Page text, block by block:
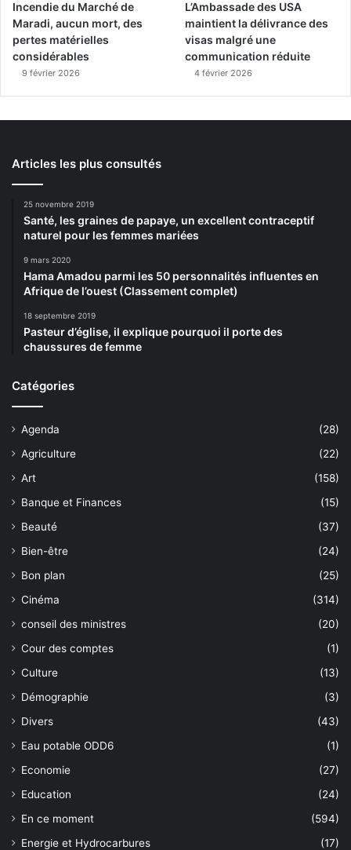
Incendie du Marché de
Maradi, aucun mort, des
pertes matérielles
considérables
9 février 2026
L’Ambassade des USA
maintient la délivrance des
visas malgré une
communication réduite
4 février 2026
Articles les plus consultés
25 novembre 2019
Santé, les graines de papaye, un excellent contraceptif
naturel pour les femmes mariées
9 mars 2020
Hama Amadou parmi les 50 personnalités influentes en
Afrique de l’ouest (Classement complet)
18 septembre 2019
Pasteur d’église, il explique pourquoi il porte des
chaussures de femme
Catégories
Agenda
(28)
Agriculture
(22)
Art
(158)
Banque et Finances
(15)
Beauté
(37)
Bien-être
(24)
Bon plan
(25)
Cinéma
(314)
conseil des ministres
(20)
Cour des comptes
(1)
Culture
(13)
Démographie
(3)
Divers
(43)
Eau potable ODD6
(1)
Economie
(27)
Education
(24)
En ce moment
(594)
Energie et Hydrocarbures
(17)